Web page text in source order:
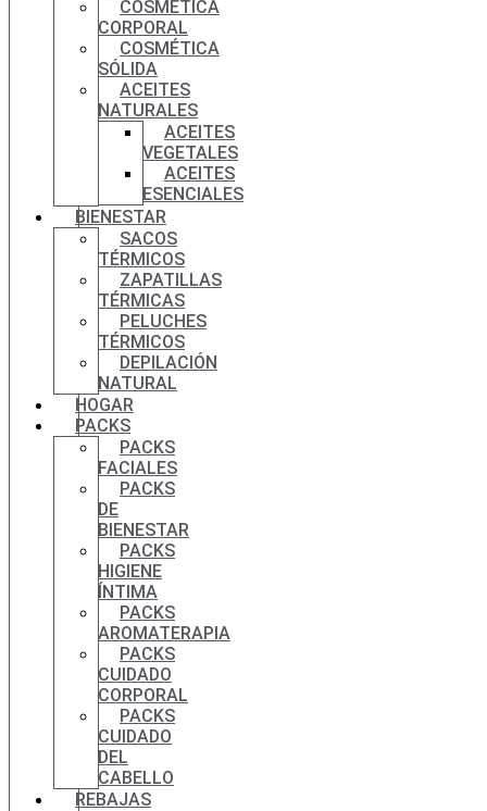
COSMÉTICA
CORPORAL
COSMÉTICA
SÓLIDA
ACEITES
NATURALES
ACEITES
VEGETALES
ACEITES
ESENCIALES
BIENESTAR
SACOS
TÉRMICOS
ZAPATILLAS
TÉRMICAS
PELUCHES
TÉRMICOS
DEPILACIÓN
NATURAL
HOGAR
PACKS
PACKS
FACIALES
PACKS
DE
BIENESTAR
PACKS
HIGIENE
ÍNTIMA
PACKS
AROMATERAPIA
PACKS
CUIDADO
CORPORAL
PACKS
CUIDADO
DEL
CABELLO
REBAJAS